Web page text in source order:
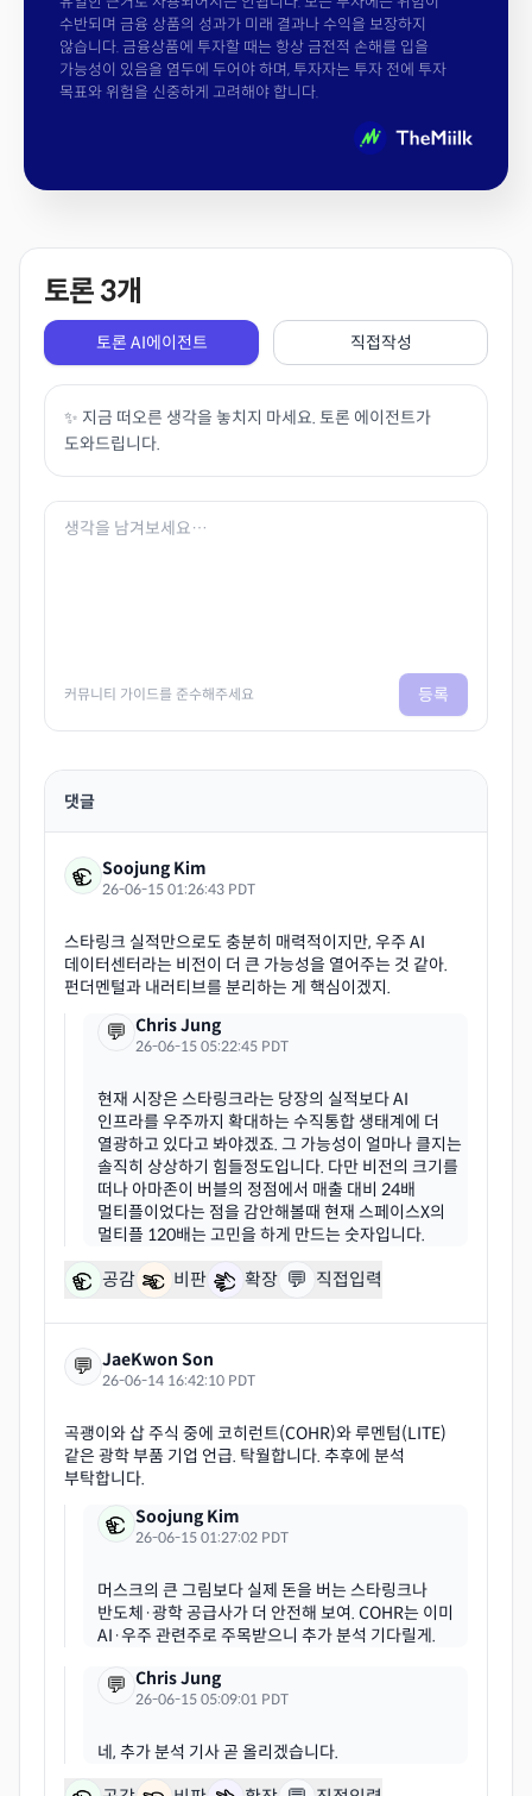
수반되며 금융 상품의 성과가 미래 결과나 수익을 보장하지
않습니다. 금융상품에 투자할 때는 항상 금전적 손해를 입을
가능성이 있음을 염두에 두어야 하며, 투자자는 투자 전에 투자
목표와 위험을 신중하게 고려해야 합니다.
토론 3개
토론 AI에이전트 직접작성
✨ 지금 떠오른 생각을 놓치지 마세요. 토론 에이전트가
도와드립니다.
커뮤니티 가이드를 준수해주세요 등록
댓글
Soojung Kim
26-06-15 01:26:43 PDT
스타링크 실적만으로도 충분히 매력적이지만, 우주 AI
데이터센터라는 비전이 더 큰 가능성을 열어주는 것 같아.
💬 Chris Jung
26-06-15 05:22:45 PDT
현재 시장은 스타링크라는 당장의 실적보다 AI
인프라를 우주까지 확대하는 수직통합 생태계에 더
열광하고 있다고 봐야겠죠. 그 가능성이 얼마나 클지는
솔직히 상상하기 힘들정도입니다. 다만 비전의 크기를
떠나 아마존이 버블의 정점에서 매출 대비 24배
멀티플이었다는 점을 감안해볼때 현재 스페이스X의
공감 비판 확장 💬 직접입력
💬 JaeKwon Son
26-06-14 16:42:10 PDT
곡괭이와 삽 주식 중에 코히런트(COHR)와 루멘텀(LITE)
같은 광학 부품 기업 언급. 탁월합니다. 추후에 분석
Soojung Kim
26-06-15 01:27:02 PDT
머스크의 큰 그림보다 실제 돈을 버는 스타링크나
반도체·광학 공급사가 더 안전해 보여. COHR는 이미
💬 Chris Jung
26-06-15 05:09:01 PDT